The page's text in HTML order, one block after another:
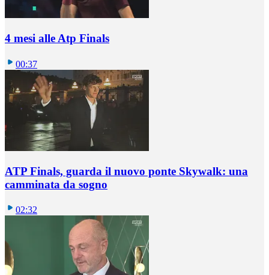
4 mesi alle Atp Finals
00:37
ATP Finals, guarda il nuovo ponte Skywalk: una
camminata da sogno
02:32